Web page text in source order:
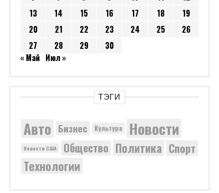
13
14 15 16 17 18
19
20
21 22 23 24 25
26
27
28 29
30
« Май Июл »
ТЭГИ
Авто Бизнес Культура Новости
Новости США Общество Политика Спорт
Технологии